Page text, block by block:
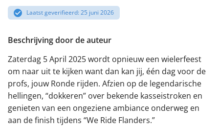
Laatst geverifieerd: 25 juni 2026
Beschrijving door de auteur
Zaterdag 5 April 2025 wordt opnieuw een wielerfeest
om naar uit te kijken want dan kan jij, één dag voor de
profs, jouw Ronde rijden. Afzien op de legendarische
hellingen, “dokkeren” over bekende kasseistroken en
genieten van een ongeziene ambiance onderweg en
aan de finish tijdens “We Ride Flanders.”